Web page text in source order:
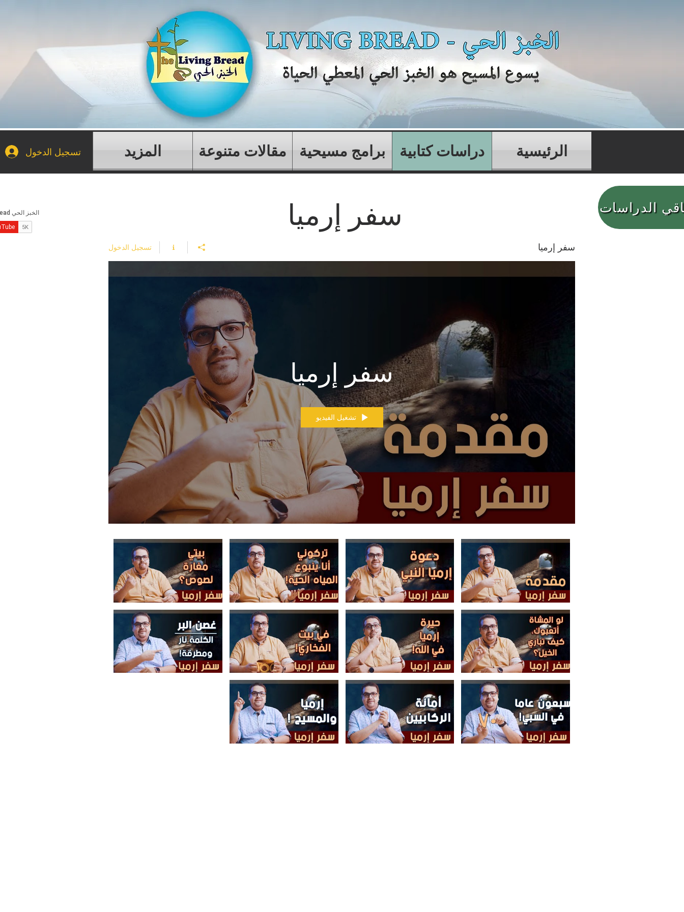
تسجيل الدخول الرئيسية دراسات كتابية برامج مسيحية مقالات متنوعة المزيد
سفر إرميا
سفر إرميا تسجيل الدخول
سفر إرميا
تشغيل الفيديو